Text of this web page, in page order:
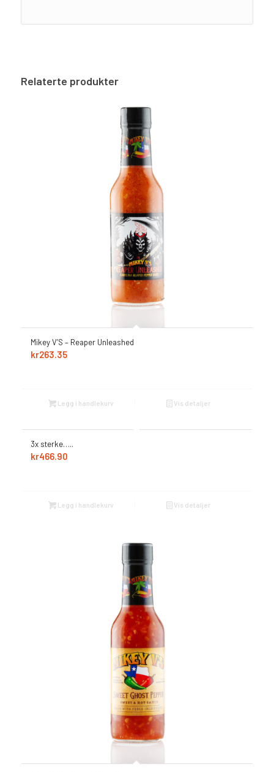
Relaterte produkter
Mikey V’S – Reaper Unleashed
kr263.35
Legg i handlekurv Vis detaljer
3x sterke…..
kr466.90
Legg i handlekurv Vis detaljer